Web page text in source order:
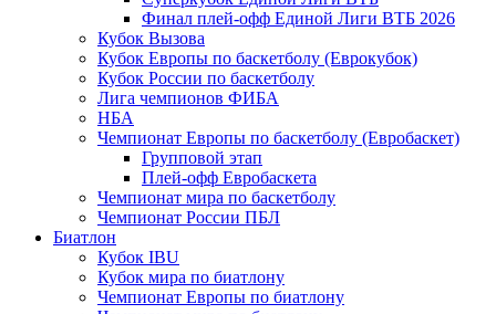
Финал плей-офф Единой Лиги ВТБ 2026
Кубок Вызова
Кубок Европы по баскетболу (Еврокубок)
Кубок России по баскетболу
Лига чемпионов ФИБА
НБА
Чемпионат Европы по баскетболу (Евробаскет)
Групповой этап
Плей-офф Евробаскета
Чемпионат мира по баскетболу
Чемпионат России ПБЛ
Биатлон
Кубок IBU
Кубок мира по биатлону
Чемпионат Европы по биатлону